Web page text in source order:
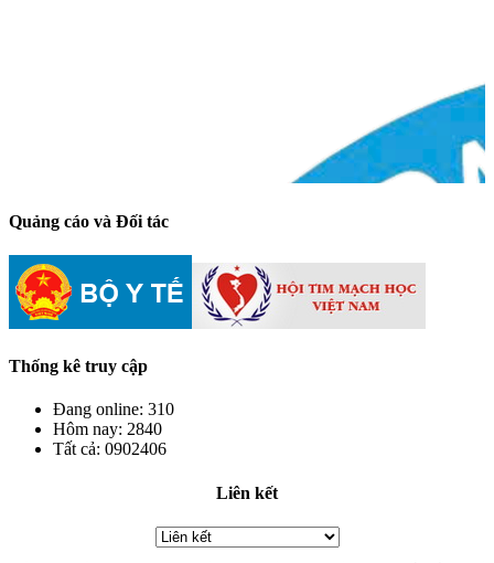
Quảng cáo và Đối tác
Thống kê truy cập
Đang online: 310
Hôm nay: 2840
Tất cả: 0902406
Liên kết